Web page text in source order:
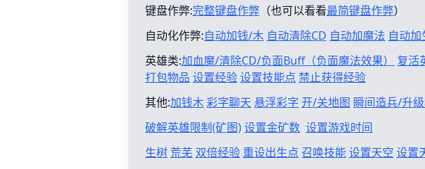
键盘作弊:完整键盘作弊 （也可以看看最简键盘作弊）
自动化作弊:自动加钱/木 自动清除CD 自动加魔法 自动加
英雄类:加血魔/清除CD/负面Buff（负面魔法效果） 复活
打包物品 设置经验设置技能点 禁止获得经验
其他:加钱木彩字聊天 悬浮彩字 开/关地图 瞬间造兵/升
破解英雄限制(矿图)设置金矿数 设置游戏时间
生树 荒芜 双倍经验 重设出生点 召唤技能设置天空 设置